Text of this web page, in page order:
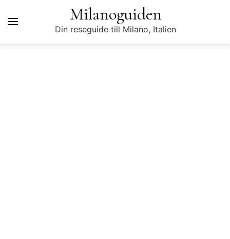
Milanoguiden
Din reseguide till Milano, Italien